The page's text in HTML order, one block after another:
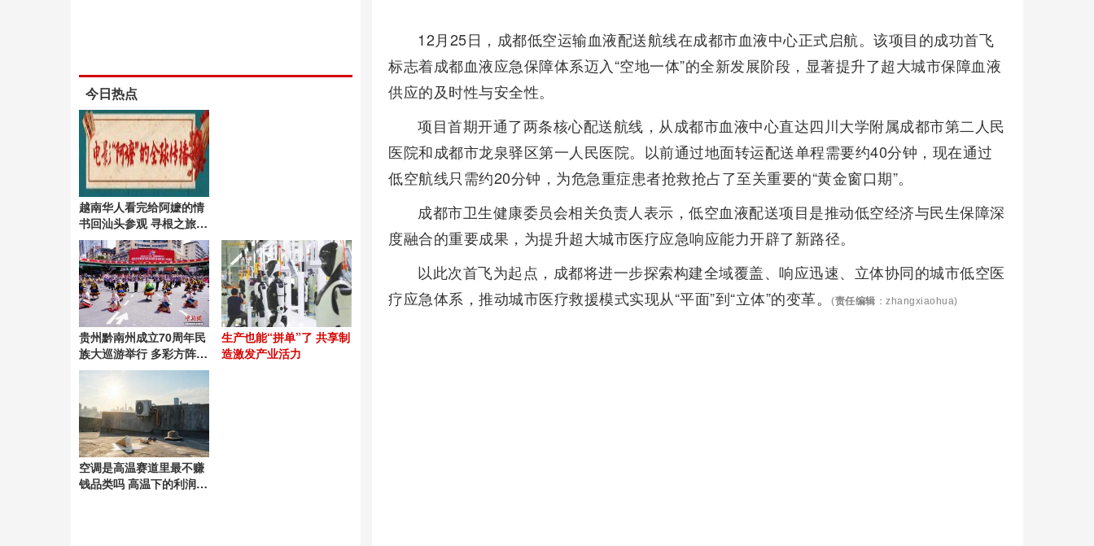
12月25日，成都低空运输血液配送航线在成都市血液中心正式启航。该项目的成功首飞
标志着成都血液应急保障体系迈入“空地一体”的全新发展阶段，显著提升了超大城市保障血液
供应的及时性与安全性。
项目首期开通了两条核心配送航线，从成都市血液中心直达四川大学附属成都市第二人民
医院和成都市龙泉驿区第一人民医院。以前通过地面转运配送单程需要约40分钟，现在通过
低空航线只需约20分钟，为危急重症患者抢救抢占了至关重要的“黄金窗口期”。
成都市卫生健康委员会相关负责人表示，低空血液配送项目是推动低空经济与民生保障深
度融合的重要成果，为提升超大城市医疗应急响应能力开辟了新路径。
以此次首飞为起点，成都将进一步探索构建全域覆盖、响应迅速、立体协同的城市低空医
疗应急体系，推动城市医疗救援模式实现从“平面”到“立体”的变革。
(责任编辑 ：zhangxiaohua)
今日热点
越南华人看完给阿嬷的情
书回汕头参观 寻根之旅触
动心弦
贵州黔南州成立70周年民
族大巡游举行 多彩方阵展
现团结风采
生产也能“拼单”了 共享制
造激发产业活力
空调是高温赛道里最不赚
钱品类吗 高温下的利润困